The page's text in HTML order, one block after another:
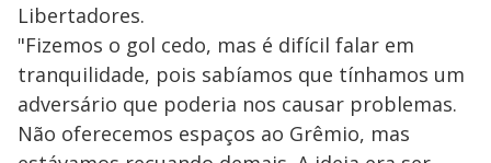
Libertadores.
"Fizemos o gol cedo, mas é difícil falar em
tranquilidade, pois sabíamos que tínhamos um
adversário que poderia nos causar problemas.
Não oferecemos espaços ao Grêmio, mas